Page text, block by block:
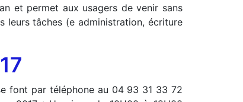
et permet aux usagers de venir sans
leurs tâches (e administration, écriture
font par téléphone au 04 93 31 33 72